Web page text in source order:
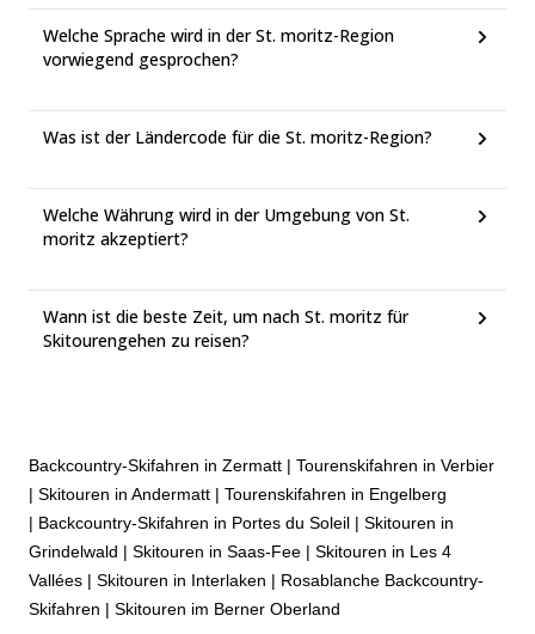
Welche Sprache wird in der St. moritz-Region
vorwiegend gesprochen?
Was ist der Ländercode für die St. moritz-Region?
Welche Währung wird in der Umgebung von St.
moritz akzeptiert?
Wann ist die beste Zeit, um nach St. moritz für
Skitourengehen zu reisen?
Backcountry-Skifahren in Zermatt | Tourenskifahren in Verbier
| Skitouren in Andermatt | Tourenskifahren in Engelberg
| Backcountry-Skifahren in Portes du Soleil | Skitouren in
Grindelwald | Skitouren in Saas-Fee | Skitouren in Les 4
Vallées | Skitouren in Interlaken | Rosablanche Backcountry-
Skifahren | Skitouren im Berner Oberland